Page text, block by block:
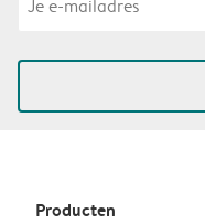
Producten